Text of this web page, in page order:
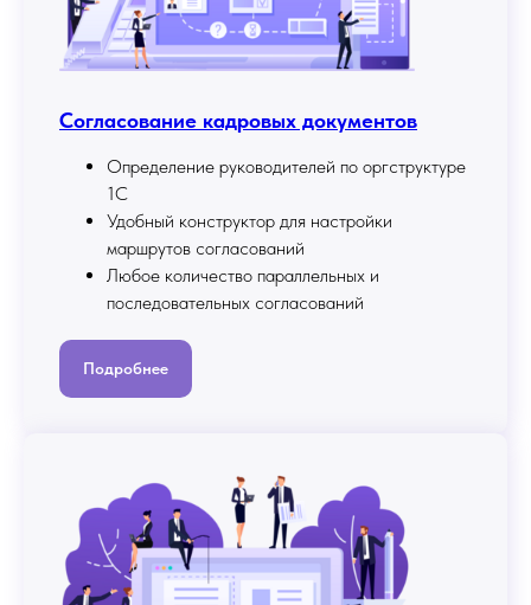
Согласование кадровых документов
Определение руководителей по оргструктуре
1С
Удобный конструктор для настройки
маршрутов согласований
Любое количество параллельных и
последовательных согласований
Подробнее